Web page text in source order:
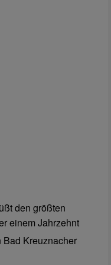
den größten
einem Jahrzehnt
Bad Kreuznacher